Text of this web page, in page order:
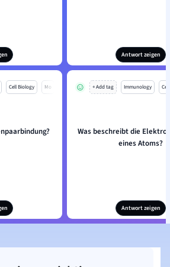
Antwort zeigen
Cell Biology Mo + Add tag Immunology
Was beschreibt die
eines Atoms?
Antwort zeigen